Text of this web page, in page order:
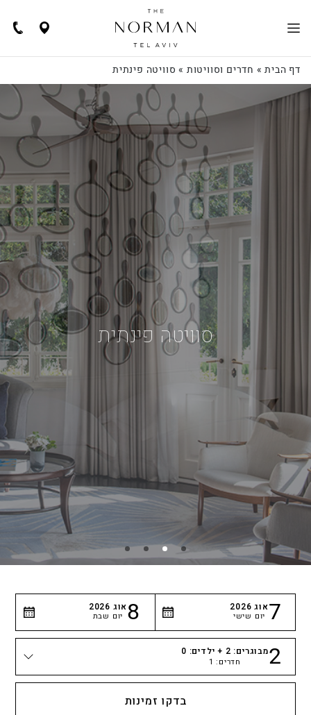
to
location
Us
דף הבית» חדרים וסוויטות » סוויטה פינתית
סוויטה פינתית
7אוג 2026
יום שישי 8אוג 2026
יום שבת
2מבוגרים: 2 + ילדים: 0
חדרים: 1
בדקו זמינות